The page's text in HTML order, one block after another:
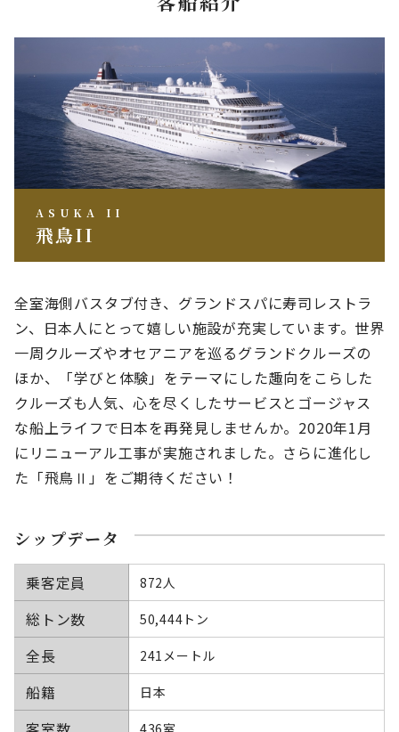
ASUKA II
飛鳥II
全室海側バスタブ付き、グランドスパに寿司レストラ
ン、日本人にとって嬉しい施設が充実しています。世界
一周クルーズやオセアニアを巡るグランドクルーズの
ほか、「学びと体験」をテーマにした趣向をこらした
クルーズも人気、心を尽くしたサービスとゴージャス
な船上ライフで日本を再発見しませんか。 2020年1月
にリニューアル工事が実施されました。さらに進化し
た「飛鳥Ⅱ」をご期待ください！
シップデータ
乗客定員 872人
総トン数 50,444トン
全長 241メートル
船籍 日本
436室